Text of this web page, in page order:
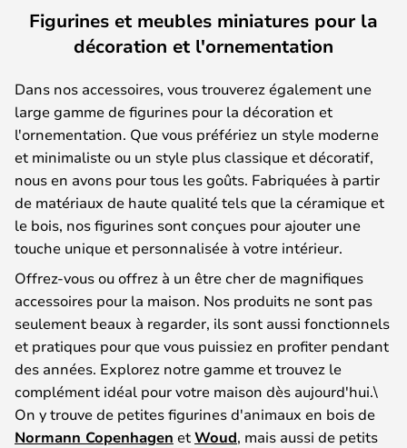
Figurines et meubles miniatures pour la
décoration et l'ornementation
Dans nos accessoires, vous trouverez également une
large gamme de figurines pour la décoration et
l'ornementation. Que vous préfériez un style moderne
et minimaliste ou un style plus classique et décoratif,
nous en avons pour tous les goûts. Fabriquées à partir
de matériaux de haute qualité tels que la céramique et
le bois, nos figurines sont conçues pour ajouter une
touche unique et personnalisée à votre intérieur.
Offrez-vous ou offrez à un être cher de magnifiques
accessoires pour la maison. Nos produits ne sont pas
seulement beaux à regarder, ils sont aussi fonctionnels
et pratiques pour que vous puissiez en profiter pendant
des années. Explorez notre gamme et trouvez le
complément idéal pour votre maison dès aujourd'hui.\
On y trouve de petites figurines d'animaux en bois de
Normann Copenhagen etWoud, mais aussi de petits